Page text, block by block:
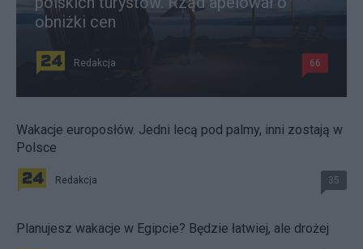
obniżki cen
Redakcja 66
Wakacje europosłów. Jedni lecą pod palmy, inni zostają w
Polsce
Redakcja 35
Planujesz wakacje w Egipcie? Będzie łatwiej, ale drożej